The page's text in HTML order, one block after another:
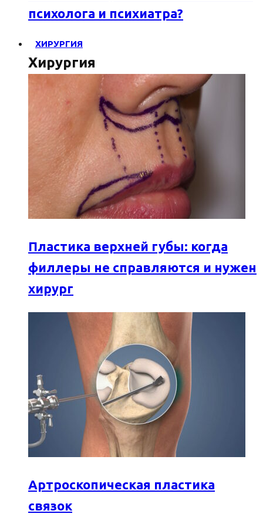
психолога и психиатра?
ХИРУРГИЯ
Хирургия
Пластика верхней губы: когда
филлеры не справляются и нужен
хирург
Артроскопическая пластика
связок